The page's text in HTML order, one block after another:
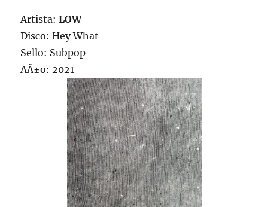
Artista:LOW
Disco: Hey What
Sello: Subpop
AÃ±o: 2021